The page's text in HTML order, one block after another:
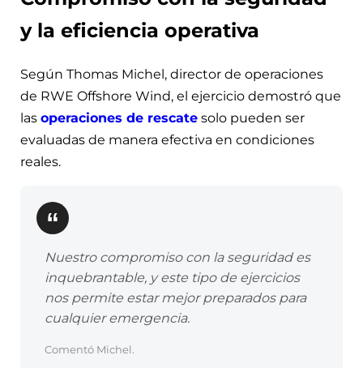
y la eficiencia operativa
Según Thomas Michel, director de operaciones
de RWE Offshore Wind, el ejercicio demostró que
las operaciones de rescate solo pueden ser
evaluadas de manera efectiva en condiciones
reales.
Nuestro compromiso con la seguridad es
inquebrantable, y este tipo de ejercicios
nos permite estar mejor preparados para
cualquier emergencia.
Comentó Michel.